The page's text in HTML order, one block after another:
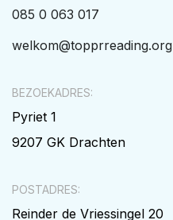
085 0 063 017
welkom@topprreading.org
BEZOEKADRES:
Pyriet 1
9207 GK Drachten
POSTADRES:
Reinder de Vriessingel 20